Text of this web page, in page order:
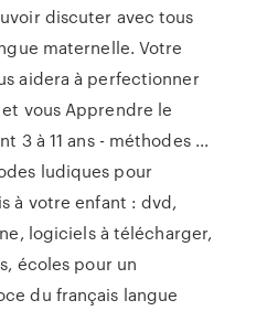
discuter avec tous
maternelle. Votre
aidera à perfectionner
vous Apprendre le
3 à 11 ans - méthodes ...
ludiques pour
à votre enfant : dvd,
logiciels à télécharger,
écoles pour un
du français langue